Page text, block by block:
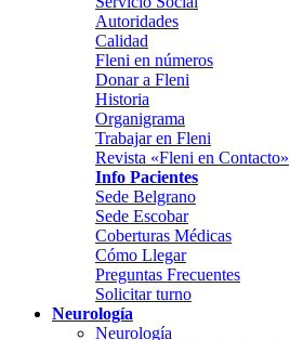
Autoridades
Calidad
Fleni en números
Donar a Fleni
Historia
Organigrama
Trabajar en Fleni
Revista «Fleni en Contacto»
Info Pacientes
Sede Belgrano
Sede Escobar
Coberturas Médicas
Cómo Llegar
Preguntas Frecuentes
Solicitar turno
Neurología
Neurología